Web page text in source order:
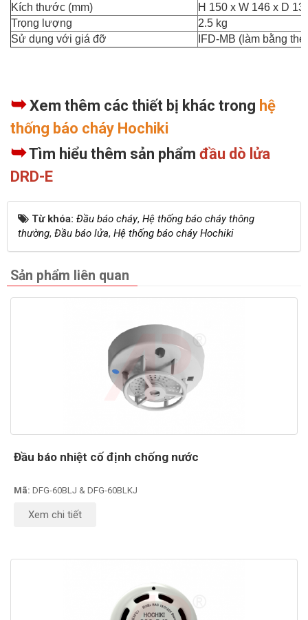
Kích thước (mm)
H 150 x W 146 x D
Trọng lượng
2.5 kg
Sử dụng với giá đỡ
IFD-MB (làm bằng
➥Xem thêm các thiết bị khác trong hệ
thống báo cháy Hochiki
➥Tìm hiểu thêm sản phẩm đầu dò lửa
DRD-E
Từ khóa: Đầu báo cháy, Hệ thống báo cháy thông
thường, Đầu báo lửa, Hệ thống báo cháy Hochiki
Sản phẩm liên quan
Đầu báo nhiệt cố định chống nước
Mã: DFG-60BLJ & DFG-60BLKJ
Xem chi tiết